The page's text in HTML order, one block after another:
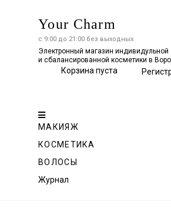
Your Charm
с 9:00 до 21:00 без выходных
Электронный магазин индивидульной
и сбалансированной косметики в
Корзина пуста
Весь
каталог
МАКИЯЖ
КОСМЕТИКА
ВОЛОСЫ
Журнал